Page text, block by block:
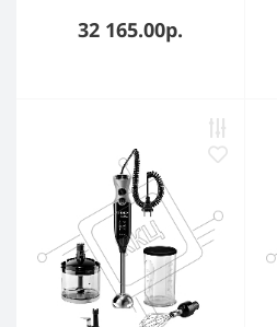
3.2Дж, 2,9кг, 3реж, L-
32 165.00р.